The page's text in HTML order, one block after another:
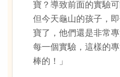
寶？導致前面的實驗
但今天龜山的孩子，
寶了，他們還是非常
每一個實驗，這樣的
棒的！」